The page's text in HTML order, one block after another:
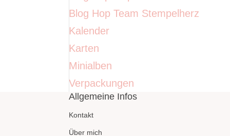
Blog Hop Team Stempelherz
Kalender
Karten
Minialben
Verpackungen
Allgemeine Infos
Kontakt
Über mich